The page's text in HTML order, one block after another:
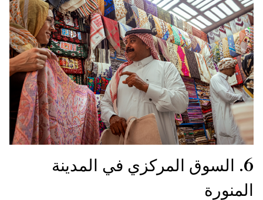
6. السوق المركزي في المدينة
المنورة